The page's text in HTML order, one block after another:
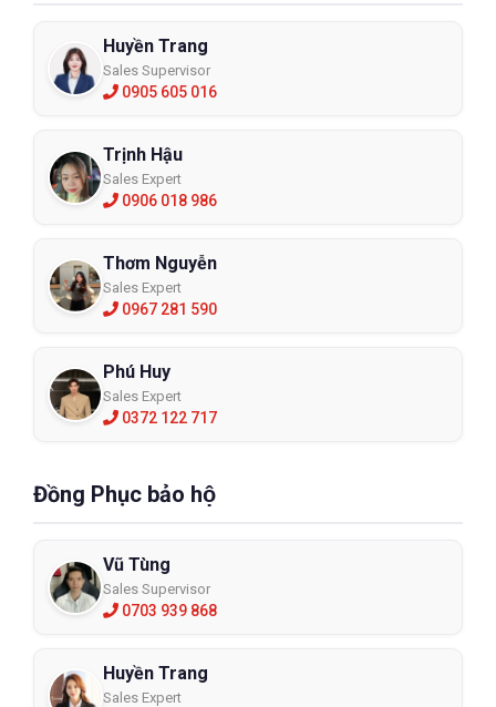
Huyền Trang
Sales Supervisor
0905 605 016
Trịnh Hậu
Sales Expert
0906 018 986
Thơm Nguyễn
Sales Expert
0967 281 590
Phú Huy
Sales Expert
0372 122 717
Đồng Phục bảo hộ
Vũ Tùng
Sales Supervisor
0703 939 868
Huyền Trang
Sales Expert